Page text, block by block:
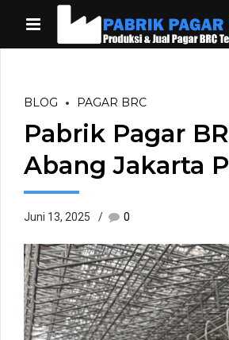
BLOG PAGAR BRC
Pabrik Pagar
Abang Jakarta
Juni 13, 2025 0